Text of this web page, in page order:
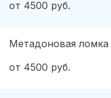
от 4500 руб.
Метадоновая ломка
от 4500 руб.